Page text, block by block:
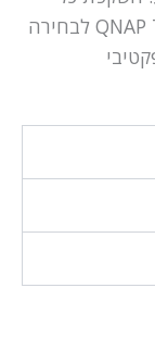
הפונקציות הנדרשות הופכת את QNAP TS-133 לבחירה